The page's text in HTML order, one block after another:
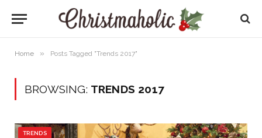
Home » Posts Tagged "Trends 2017"
BROWSING: TRENDS 2017
TRENDS